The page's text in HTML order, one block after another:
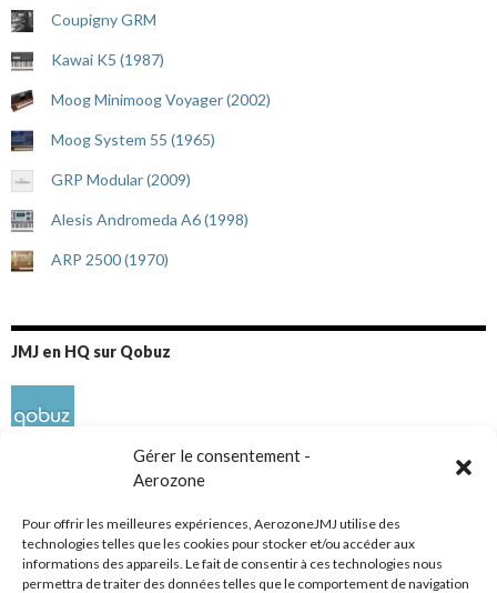
Gérer le consentement -
Aerozone
Pour offrir les meilleures expériences, AerozoneJMJ utilise des
technologies telles que les cookies pour stocker et/ou accéder aux
informations des appareils. Le fait de consentir à ces technologies nous
permettra de traiter des données telles que le comportement de navigation
Coupigny GRM
Kawai K5 (1987)
Moog Minimoog Voyager (2002)
Moog System 55 (1965)
GRP Modular (2009)
Alesis Andromeda A6 (1998)
ARP 2500 (1970)
JMJ en HQ sur Qobuz
Réseaux sociaux